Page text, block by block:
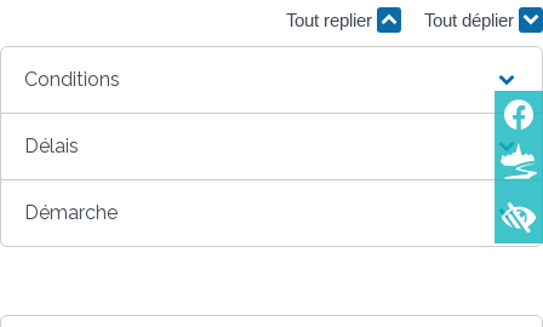
Tout replier Tout déplier
Conditions
Délais
Démarche